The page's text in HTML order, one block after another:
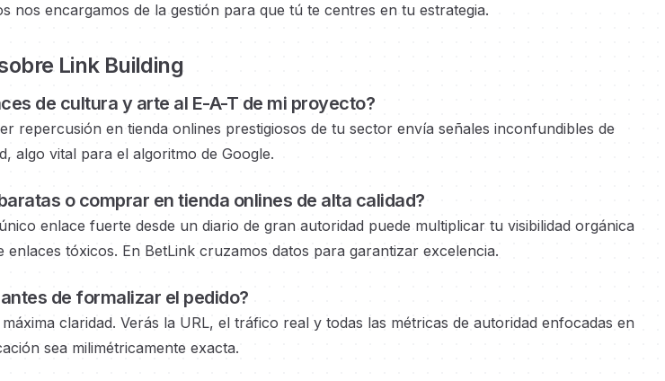
nos encargamos de la gestión para que tú te centres en tu estrategia.
Link Building
de cultura y arte al E-A-T de mi proyecto?
repercusión en tienda onlines prestigiosos de tu sector envía señales inconfundibles de
algo vital para el algoritmo de Google.
ocomprar en tienda onlines de alta calidad?
enlace fuerte desde un diario de gran autoridad puede multiplicar tu visibilidad orgánica
enlaces tóxicos. En BetLink cruzamos datos para garantizar excelencia.
antes de formalizar el pedido?
claridad. Verás la URL, el tráfico real y todas las métricas de autoridad enfocadas en
sea milimétricamente exacta.